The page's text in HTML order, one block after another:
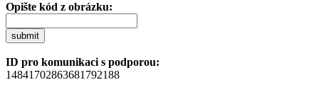
Opište kód z obrázku:
submit
ID pro komunikaci s podporou:
14841702863681792188